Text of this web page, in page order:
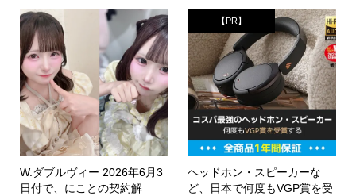
W.ダブルヴィー 2026年6月3
日付で、にことの契約解
【PR】
ヘッドホン・スピーカーな
ど、日本で何度もVGP賞を受